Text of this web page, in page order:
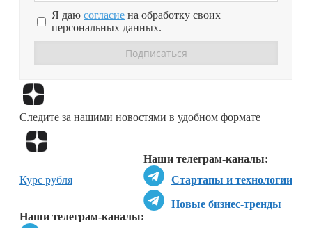
Я даю согласие на обработку своих
персональных данных.
Следите за нашими новостями в удобном формате
Наши телеграм-каналы:
Стартапы и технологии
Новые бизнес-тренды
Наши телеграм-каналы:
Курс рубля